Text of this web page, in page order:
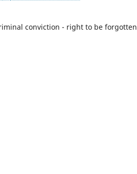
conviction - right to be forgotten